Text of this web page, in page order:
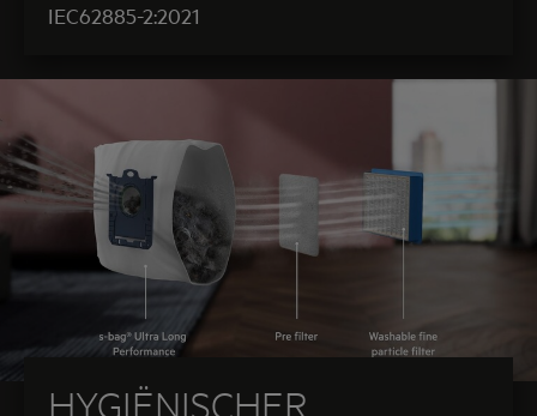
IEC62885-2:2021
HYGIËNISCHER,